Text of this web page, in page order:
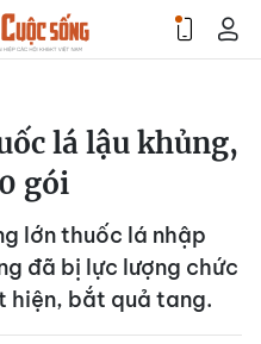
lá lậu khủng,
gói
lớn thuốc lá nhập
đã bị lực lượng chức
hiện, bắt quả tang.